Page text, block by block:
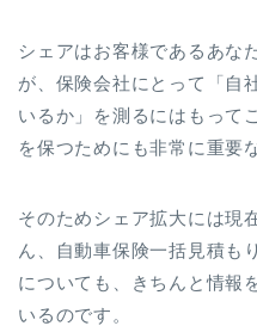
シェアはお客様であるあな
が、保険会社にとって「自
いるか」を測るにはもって
を保つためにも非常に重要
そのためシェア拡大には現
ん、自動車保険一括見積も
についても、きちんと情報
いるのです。